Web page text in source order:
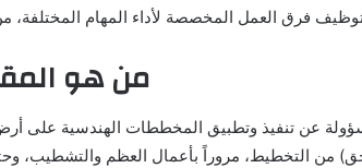
من هو
عن تنفيذ وتطبيق المخططات الهندسية على أرض
من التخطيط، مروراً بأعمال العظم والتشطيب،